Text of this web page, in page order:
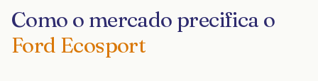
Como o mercado precifica o
Ford Ecosport